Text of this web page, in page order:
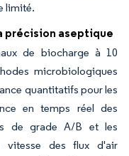
limité.
précision aseptique
de biocharge à 10
microbiologiques
quantitatifs pour les
en temps réel des
de grade A/B et les
vitesse des flux d'air